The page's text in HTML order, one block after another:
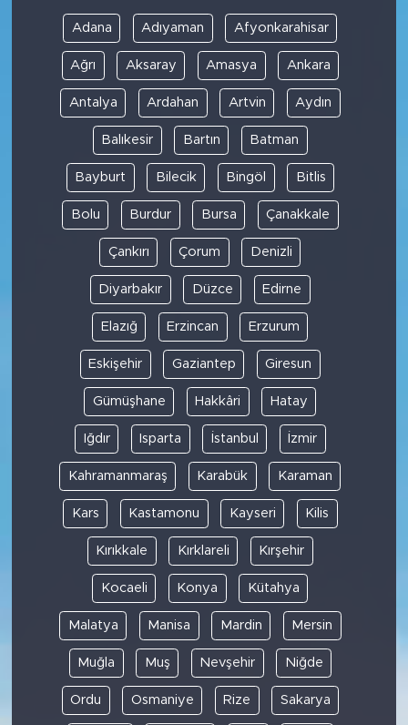
Adana Adıyaman Afyonkarahisar
Ağrı Aksaray Amasya Ankara
Antalya Ardahan Artvin Aydın
Balıkesir Bartın Batman
Bayburt Bilecik Bingöl Bitlis
Bolu Burdur Bursa Çanakkale
Çankırı Çorum Denizli
Diyarbakır Düzce Edirne
Elazığ Erzincan Erzurum
Eskişehir Gaziantep Giresun
Gümüşhane Hakkâri Hatay
Iğdır Isparta İstanbul İzmir
Kahramanmaraş Karabük Karaman
Kars Kastamonu Kayseri Kilis
Kırıkkale Kırklareli Kırşehir
Kocaeli Konya Kütahya
Malatya Manisa Mardin Mersin
Muğla Muş Nevşehir Niğde
Ordu Osmaniye Rize Sakarya